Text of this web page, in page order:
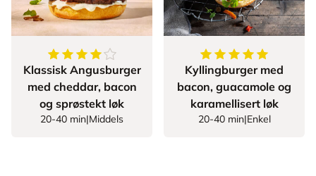
4.5av5 stjerner
Klassisk Angusburger
med cheddar, bacon
og sprøstekt løk
20-40 min|Middels
5av5stjerner
Kyllingburger med
bacon, guacamole og
karamellisert løk
20-40 min|Enkel